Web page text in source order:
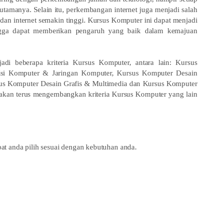
Selain itu, perkembangan internet juga menjadi salah
internet semakin tinggi. Kursus Komputer ini dapat menjadi
dapat memberikan pengaruh yang baik dalam kemajuan
beberapa kriteria Kursus Komputer, antara lain: Kursus
Komputer & Jaringan Komputer, Kursus Komputer Desain
Komputer Desain Grafis & Multimedia dan Kursus Komputer
terus mengembangkan kriteria Kursus Komputer yang lain
anda pilih sesuai dengan kebutuhan anda.